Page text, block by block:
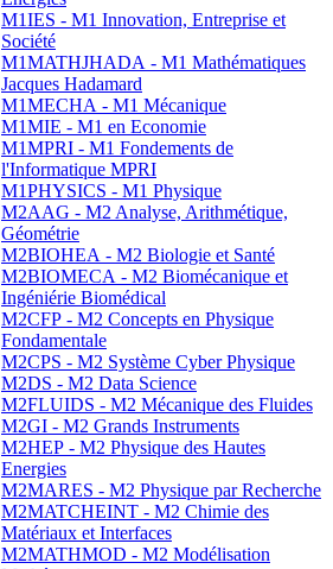
M1IES - M1 Innovation, Entreprise et
Société
M1MATHJHADA - M1 Mathématiques
Jacques Hadamard
M1MECHA - M1 Mécanique
M1MIE - M1 en Economie
M1MPRI - M1 Fondements de
l'Informatique MPRI
M1PHYSICS - M1 Physique
M2AAG - M2 Analyse, Arithmétique,
Géométrie
M2BIOHEA - M2 Biologie et Santé
M2BIOMECA - M2 Biomécanique et
Ingéniérie Biomédical
M2CFP - M2 Concepts en Physique
Fondamentale
M2CPS - M2 Système Cyber Physique
M2DS - M2 Data Science
M2FLUIDS - M2 Mécanique des Fluides
M2GI - M2 Grands Instruments
M2HEP - M2 Physique des Hautes
Energies
M2MARES - M2 Physique par Recherche
M2MATCHEINT - M2 Chimie des
Matériaux et Interfaces
M2MATHMOD - M2 Modélisation